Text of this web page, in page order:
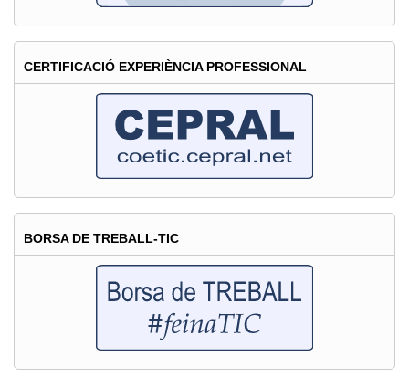
CERTIFICACIÓ EXPERIÈNCIA PROFESSIONAL
BORSA DE TREBALL-TIC